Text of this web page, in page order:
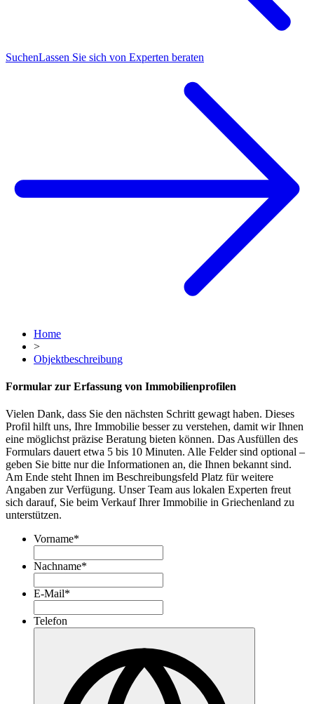
SuchenLassen Sie sich von Experten beraten
Home
>
Objektbeschreibung
Formular zur Erfassung von Immobilienprofilen
Vielen Dank, dass Sie den nächsten Schritt gewagt haben. Dieses
Profil hilft uns, Ihre Immobilie besser zu verstehen, damit wir Ihnen
eine möglichst präzise Beratung bieten können. Das Ausfüllen des
Formulars dauert etwa 5 bis 10 Minuten. Alle Felder sind optional –
geben Sie bitte nur die Informationen an, die Ihnen bekannt sind.
Am Ende steht Ihnen im Beschreibungsfeld Platz für weitere
Angaben zur Verfügung. Unser Team aus lokalen Experten freut
sich darauf, Sie beim Verkauf Ihrer Immobilie in Griechenland zu
unterstützen.
Vorname*
Nachname*
E-Mail*
Telefon